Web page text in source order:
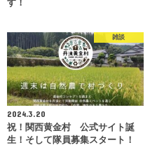
す！
雑談
2024.3.20
祝！関西黄金村 公式サイト誕
生！そして隊員募集スタート！